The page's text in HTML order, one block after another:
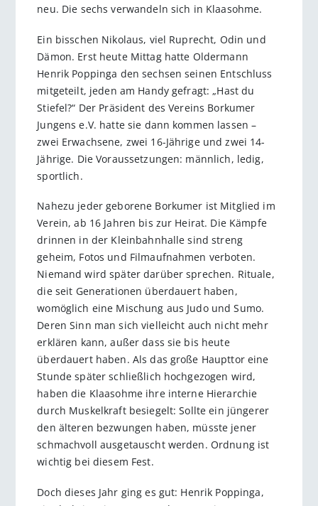
neu. Die sechs verwandeln sich in Klaasohme.
Ein bisschen Nikolaus, viel Ruprecht, Odin und
Dämon. Erst heute Mittag hatte Oldermann
Henrik Poppinga den sechsen seinen Entschluss
mitgeteilt, jeden am Handy gefragt: „Hast du
Stiefel?“ Der Präsident des Vereins Borkumer
Jungens e.V. hatte sie dann kommen lassen –
zwei Erwachsene, zwei 16-Jährige und zwei 14-
Jährige. Die Voraussetzungen: männlich, ledig,
sportlich.
Nahezu jeder geborene Borkumer ist Mitglied im
Verein, ab 16 Jahren bis zur Heirat. Die Kämpfe
drinnen in der Kleinbahnhalle sind streng
geheim, Fotos und Filmaufnahmen verboten.
Niemand wird später darüber sprechen. Rituale,
die seit Generationen überdauert haben,
womöglich eine Mischung aus Judo und Sumo.
Deren Sinn man sich vielleicht auch nicht mehr
erklären kann, außer dass sie bis heute
überdauert haben. Als das große Haupttor eine
Stunde später schließlich hochgezogen wird,
haben die Klaasohme ihre interne Hierarchie
durch Muskelkraft besiegelt: Sollte ein jüngerer
den älteren bezwungen haben, müsste jener
schmachvoll ausgetauscht werden. Ordnung ist
wichtig bei diesem Fest.
Doch dieses Jahr ging es gut: Henrik Poppinga,